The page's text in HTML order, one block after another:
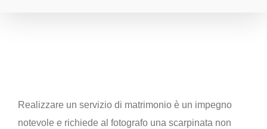
Realizzare un servizio di matrimonio è un impegno
notevole e richiede al fotografo una scarpinata non